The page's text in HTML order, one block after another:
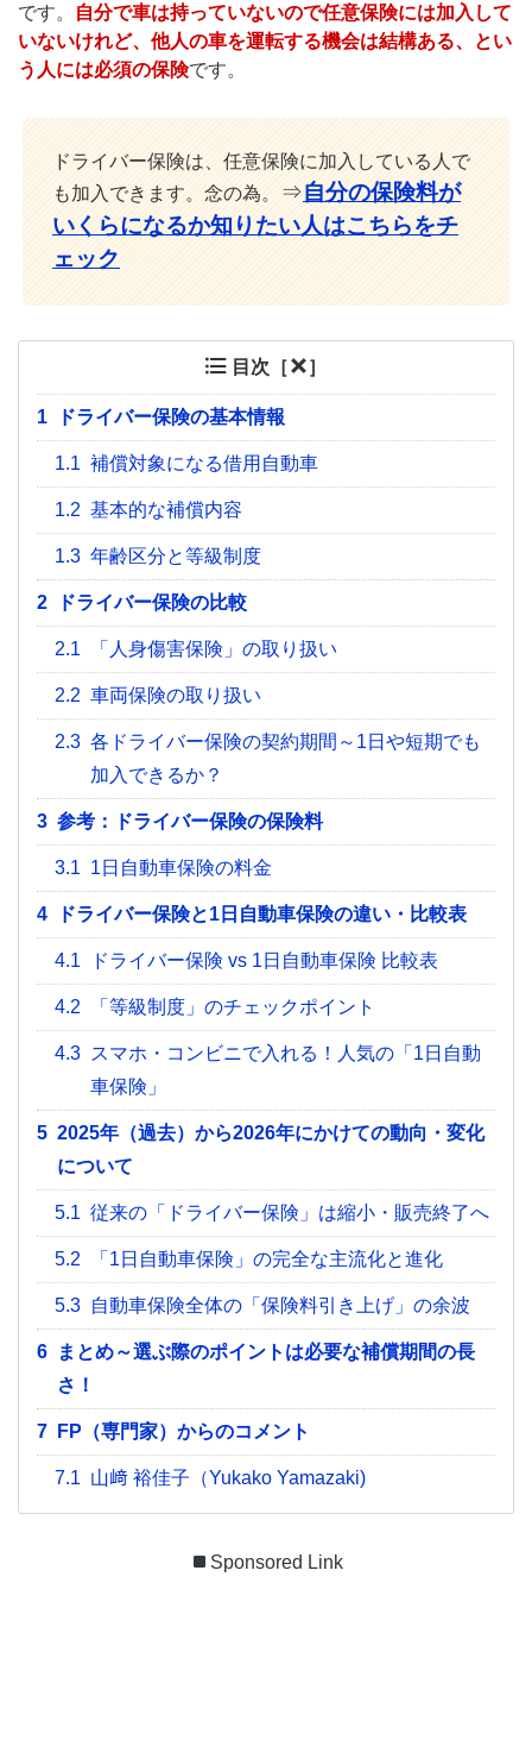
です。
自分で車は持っていないので任意保険には加入して
いないけれど、他人の車を運転する機会は結構ある、とい
う人には必須の保険です。
ドライバー保険は、任意保険に加入している人で
も加入できます。念の為。
⇒自分の保険料が
いくらになるか知りたい人はこちらをチ
ェック
目次［ ］
1 ドライバー保険の基本情報
1.1 補償対象になる借用自動車
1.2 基本的な補償内容
1.3 年齢区分と等級制度
2 ドライバー保険の比較
2.1 「人身傷害保険」の取り扱い
2.2 車両保険の取り扱い
2.3 各ドライバー保険の契約期間～1日や短期でも
加入できるか？
3 参考：ドライバー保険の保険料
3.1 1日自動車保険の料金
4 ドライバー保険と1日自動車保険の違い・比較表
4.1 ドライバー保険 vs 1日自動車保険 比較表
4.2 「等級制度」のチェックポイント
4.3 スマホ・コンビニで入れる！人気の「1日自動
車保険」
5 2025年（過去）から2026年にかけての動向・変化
について
5.1 従来の「ドライバー保険」は縮小・販売終了へ
5.2 「1日自動車保険」の完全な主流化と進化
5.3 自動車保険全体の「保険料引き上げ」の余波
6
まとめ～選ぶ際のポイントは必要な補償期間の長
さ！
7 FP（専門家）からのコメント
7.1 山﨑 裕佳子（Yukako Yamazaki)
Sponsored Link